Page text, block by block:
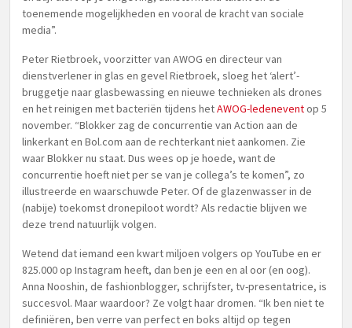
toenemende mogelijkheden en vooral de kracht van sociale
media”.
Peter Rietbroek, voorzitter van AWOG en directeur van
dienstverlener in glas en gevel Rietbroek, sloeg het ‘alert’-
bruggetje naar glasbewassing en nieuwe technieken als drones
en het reinigen met bacteriën tijdens hetAWOG-ledeneventop 5
november. “Blokker zag de concurrentie van Action aan de
linkerkant en Bol.com aan de rechterkant niet aankomen. Zie
waar Blokker nu staat. Dus wees op je hoede, want de
concurrentie hoeft niet per se van je collega’s te komen”, zo
illustreerde en waarschuwde Peter. Of de glazenwasser in de
(nabije) toekomst dronepiloot wordt? Als redactie blijven we
deze trend natuurlijk volgen.
Wetend dat iemand een kwart miljoen volgers op YouTube en er
825.000 op Instagram heeft, dan ben je een en al oor (en oog).
Anna Nooshin, de fashionblogger, schrijfster, tv-presentatrice, is
succesvol. Maar waardoor? Ze volgt haar dromen. “Ik ben niet te
definiëren, ben verre van perfect en boks altijd op tegen